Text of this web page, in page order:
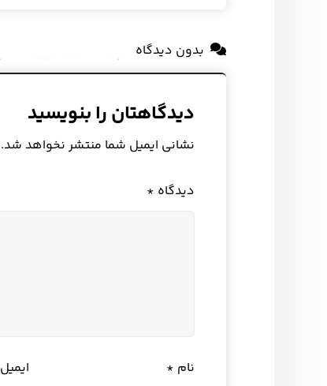
بدون دیدگاه
دیدگاهتان را بنویسید
نشانی ایمیل شما منتشر نخواهد شد.
دیدگاه *
نام * ایمیل